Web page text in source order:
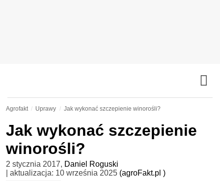
Agrofakt Uprawy Jak wykonać szczepienie winorośli?
Jak wykonać szczepienie
winorośli?
2 stycznia 2017, Daniel Roguski
| aktualizacja: 10 września 2025 (agroFakt.pl )